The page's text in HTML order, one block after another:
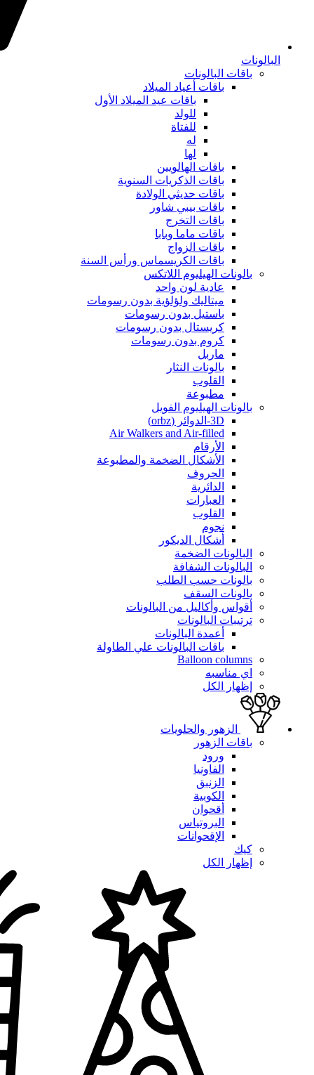
البالونات
باقات البالونات
باقات أعياد الميلاد
باقات عيد الميلاد الأول
للولد
للفتاة
له
لها
باقات الهالويين
باقات الذكريات السنوية
باقات حديثي الولادة
باقات بيبي شاور
باقات التخرج
باقات ماما وبابا
باقات الزواج
باقات الكريسماس ورأس السنة
بالونات الهيليوم اللاتكس
عادية لون واحد
ميتاليك ولؤلؤية بدون رسومات
باستيل بدون رسومات
كريستال بدون رسومات
كروم بدون رسومات
ماربل
بالونات النثار
القلوب
مطبوعة
بالونات الهيليوم الفويل
3D-الدوائر (orbz)
Air Walkers and Air-filled
الأرقام
الأشكال الضخمة والمطبوعة
الحروف
الدائرية
العبارات
القلوب
نجوم
أشكال الديكور
البالونات الضخمة
البالونات الشفافة
بالونات حسب الطلب
بالونات السقف
أقواس وأكاليل من البالونات
ترتيبات البالونات
أعمدة البالونات
باقات البالونات علي الطاولة
Balloon columns
اي مناسبه
إظهار الكل
الزهور والحلويات
باقات الزهور
ورود
الفاونيا
الزنبق
الكوبية
أقحوان
البروتياس
الإقحوانات
كيك
إظهار الكل